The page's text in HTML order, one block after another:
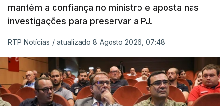
mantém a confiança no ministro e aposta nas
investigações para preservar a PJ.
RTP Notícias / atualizado 8 Agosto 2026, 07:48